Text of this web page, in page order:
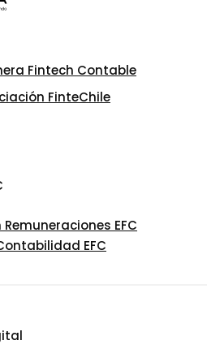
Fintech Contable
FinteChile
EFC
EFC